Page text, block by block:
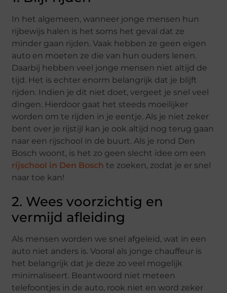
In het algemeen, wanneer jonge mensen hun
rijbewijs halen is het soms het geval dat ze
minder gaan rijden. Vaak hebben ze geen eigen
auto en moeten ze die van hun ouders lenen.
Daarbij hebben veel jonge mensen niet altijd de
tijd. Het is echter enorm belangrijk dat je blijft
rijden. Indien je dit niet doet, vergeet je snel veel
dingen. Hierdoor gaat het steeds moeilijker
worden om te rijden in je eentje. Als je niet zeker
bent over je rijstijl kan je ook altijd nog terug gaan
naar een rijschool in de buurt. Als je rond Den
Bosch woont, is het zo geen slecht idee om een
rijschool in Den Bosch te zoeken, zodat je er snel
naar toe kan!
2. Wees voorzichtig en
vermijd afleiding
Als mensen worden we snel afgeleid, wat in een
auto niet anders is. Vooral als jonge chauffeur is
het belangrijk dat je deze zo veel mogelijk
minimaliseert. Beantwoord niet meteen
telefoontjes in de auto, rook niet en word zeker